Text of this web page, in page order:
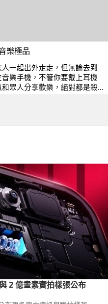
樂極品
一起出外走走，但無論去到
樂手機，不管你要戴上耳機
眾人分享歡樂，絕對都是殺
2 億畫素實拍樣張公布